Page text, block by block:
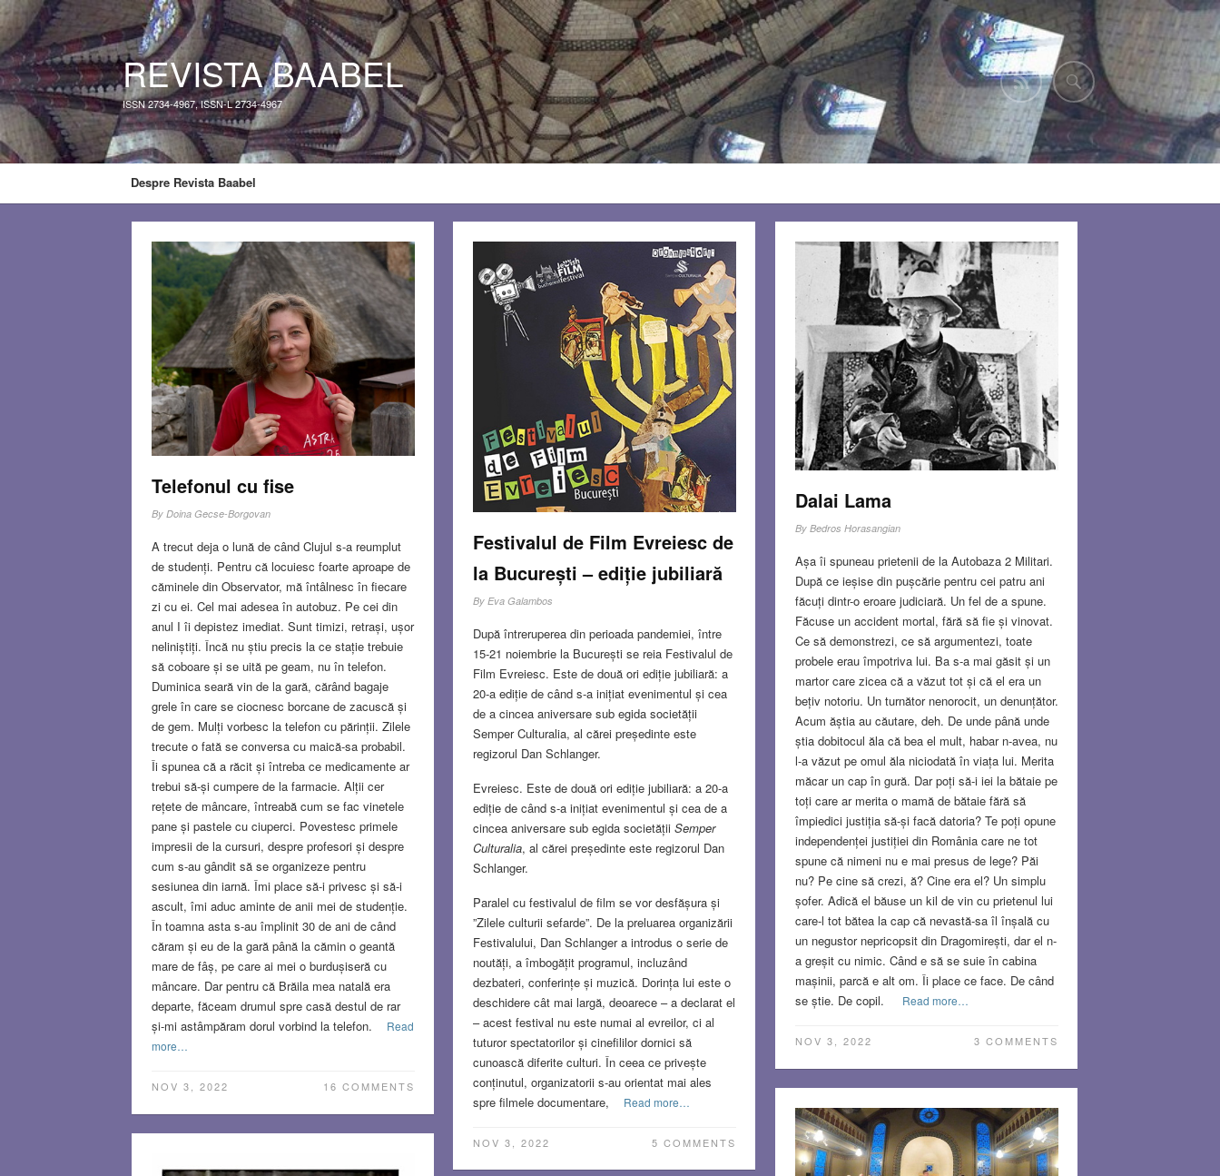
REVISTA BAABEL
ISSN 2734-4967, ISSN-L 2734-4967
Despre Revista Baabel
Telefonul cu fise
By Doina Gecse-Borgovan
A trecut deja o lună de când Clujul s-a reumplut
de studenți. Pentru că locuiesc foarte aproape de
căminele din Observator, mă întâlnesc în fiecare
zi cu ei. Cel mai adesea în autobuz. Pe cei din
anul I îi depistez imediat. Sunt timizi, retrași, ușor
neliniștiți. Încă nu știu precis la ce stație trebuie
să coboare și se uită pe geam, nu în telefon.
Duminica seară vin de la gară, cărând bagaje
grele în care se ciocnesc borcane de zacuscă și
de gem. Mulți vorbesc la telefon cu părinții. Zilele
trecute o fată se conversa cu maică-sa probabil.
Îi spunea că a răcit și întreba ce medicamente ar
trebui să-și cumpere de la farmacie. Alții cer
rețete de mâncare, întreabă cum se fac vinetele
pane și pastele cu ciuperci. Povestesc primele
impresii de la cursuri, despre profesori și despre
cum s-au gândit să se organizeze pentru
sesiunea din iarnă. Îmi place să-i privesc și să-i
ascult, îmi aduc aminte de anii mei de studenție.
În toamna asta s-au împlinit 30 de ani de când
căram și eu de la gară până la cămin o geantă
mare de fâș, pe care ai mei o burdușiseră cu
mâncare. Dar pentru că Brăila mea natală era
departe, făceam drumul spre casă destul de rar
și-mi astâmpăram dorul vorbind la telefon.
Read
more…
NOV 3, 2022 16 COMMENTS
Festivalul de Film Evreiesc de
la București – ediție jubiliară
By Eva Galambos
După întreruperea din perioada pandemiei, între
15-21 noiembrie la București se reia Festivalul de
Film Evreiesc. Este de două ori ediție jubiliară: a
20-a ediție de când s-a inițiat evenimentul și cea
de a cincea aniversare sub egida societății
Semper Culturalia, al cărei președinte este
regizorul Dan Schlanger.
Evreiesc. Este de două ori ediție jubiliară: a 20-a
ediție de când s-a inițiat evenimentul și cea de a
cincea aniversare sub egida societății Semper
Culturalia, al cărei președinte este regizorul Dan
Schlanger.
Paralel cu festivalul de film se vor desfășura și
”Zilele culturii sefarde”. De la preluarea organizării
Festivalului, Dan Schlanger a introdus o serie de
noutăți, a îmbogățit programul, incluzând
dezbateri, conferințe și muzică. Dorința lui este o
deschidere cât mai largă, deoarece – a declarat el
– acest festival nu este numai al evreilor, ci al
tuturor spectatorilor și cinefililor dornici să
cunoască diferite culturi. În ceea ce privește
conținutul, organizatorii s-au orientat mai ales
spre filmele documentare,
Read more…
NOV 3, 2022 5 COMMENTS
Dalai Lama
By Bedros Horasangian
Așa îi spuneau prietenii de la Autobaza 2 Militari.
După ce ieșise din pușcărie pentru cei patru ani
făcuți dintr-o eroare judiciară. Un fel de a spune.
Făcuse un accident mortal, fără să fie și vinovat.
Ce să demonstrezi, ce să argumentezi, toate
probele erau împotriva lui. Ba s-a mai găsit și un
martor care zicea că a văzut tot și că el era un
bețiv notoriu. Un turnător nenorocit, un denunțător.
Acum ăștia au căutare, deh. De unde până unde
știa dobitocul ăla că bea el mult, habar n-avea, nu
l-a văzut pe omul ăla niciodată în viața lui. Merita
măcar un cap în gură. Dar poți să-i iei la bătaie pe
toți care ar merita o mamă de bătaie fără să
împiedici justiția să-și facă datoria? Te poți opune
independenței justiției din România care ne tot
spune că nimeni nu e mai presus de lege? Păi
nu? Pe cine să crezi, ă? Cine era el? Un simplu
șofer. Adică el băuse un kil de vin cu prietenul lui
care-l tot bătea la cap că nevastă-sa îl înșală cu
un negustor nepricopsit din Dragomirești, dar el n-
a greșit cu nimic. Când e să se suie în cabina
mașinii, parcă e alt om. Îi place ce face. De când
se știe. De copil.
Read more…
NOV 3, 2022 3 COMMENTS